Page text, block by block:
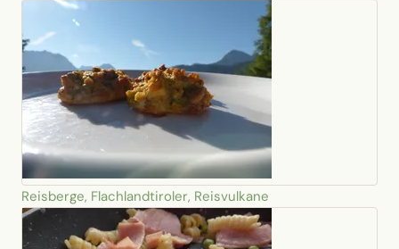
Reisberge, Flachlandtiroler, Reisvulkane